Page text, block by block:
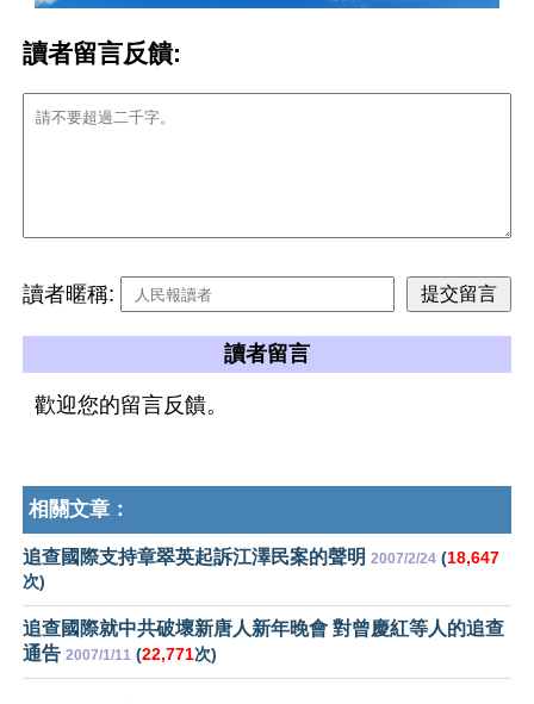
讀者留言反饋:
讀者暱稱:
讀者留言
歡迎您的留言反饋。
相關文章：
追查國際支持章翠英起訴江澤民案的聲明 2007/2/24 (18,647
次)
追查國際就中共破壞新唐人新年晚會 對曾慶紅等人的追查
通告 2007/1/11 (22,771次)